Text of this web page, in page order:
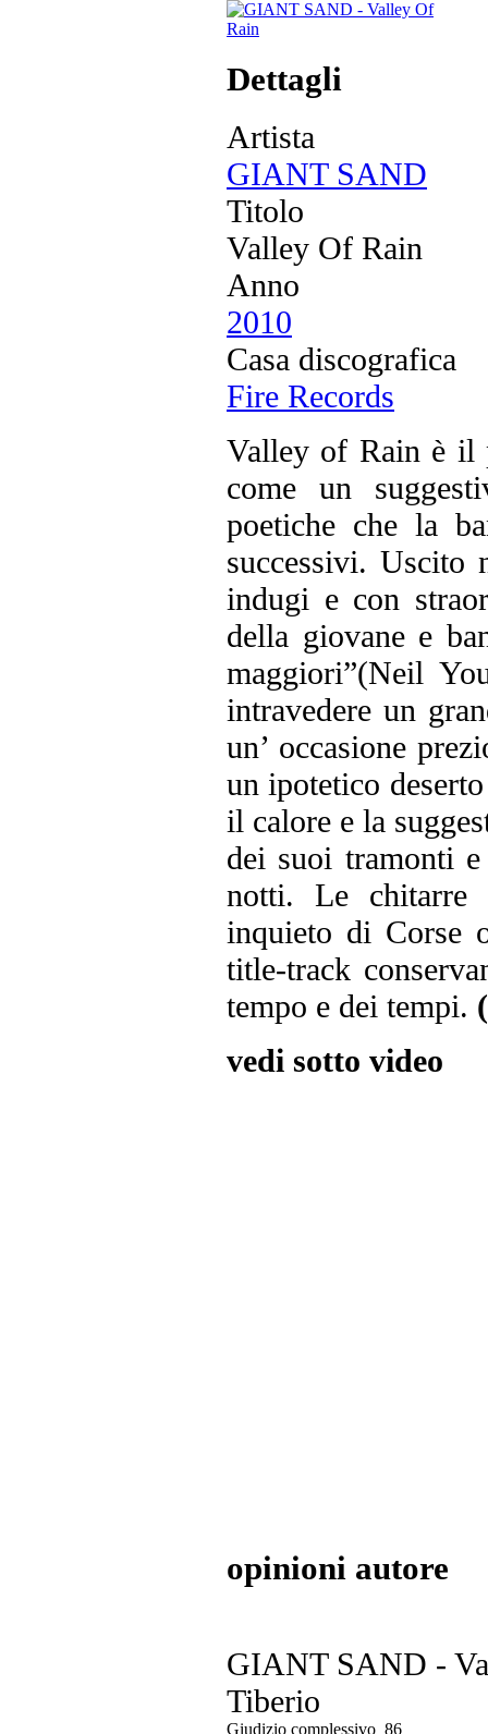
Dettagli
Artista
GIANT SAND
Titolo
Valley Of Rain
Anno
2010
Casa discografica
Fire Records
Valley of Rain è il
come un
poetiche che la
successivi. Uscito
indugi e con
della giovane e
maggiori”(Neil
intravedere un
un’ occasione
un ipotetico
il calore e la
dei suoi tramonti
notti. Le chitarre
inquieto di Corse
title-track
tempo e dei tempi.
vedi sotto video
opinioni autore
GIANT SAND -
Tiberio
Giudizio complessivo 86